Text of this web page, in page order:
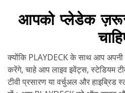
आपको प्लेडेक
क्योंकि PLAYDECK के साथ आप अपनी
करेंगे, चाहे आप लाइव इवेंट्स, स्टेडियम
टीवी प्रसारण या वर्चुअल और हाइब्रिड